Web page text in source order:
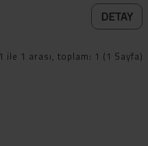
DETAY
ile 1 arası, toplam: 1 (1 Sayfa)